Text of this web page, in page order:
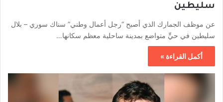
سليطين
عن موظف الجمارك الذي أصبح “رجل أعمال وطني” سناك سوري – بلال
سليطين في حيٍّ متواضع بمدينة ساحلية معظم سكانها…
أكمل القراءة »